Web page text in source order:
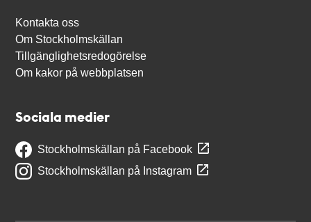
Kontakta oss
Om Stockholmskällan
Tillgänglighetsredogörelse
Om kakor på webbplatsen
Sociala medier
Stockholmskällan på Facebook
Stockholmskällan på Instagram